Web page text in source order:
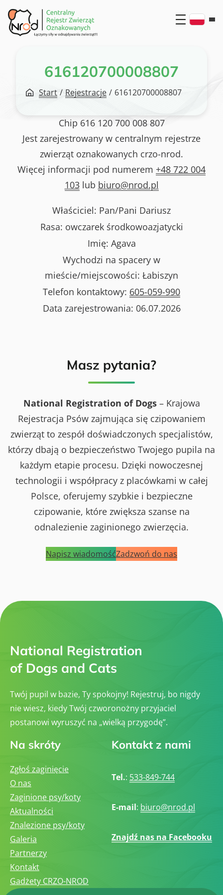
Przejdź
do
treści
616120700008807
Start / Rejestracje / 616120700008807
Chip 616 120 700 008 807
Jest zarejestrowany w centralnym rejestrze
zwierząt oznakowanych crzo-nrod.
Więcej informacji pod numerem +48 722 004
103lub biuro@nrod.pl
Właściciel: Pan/Pani Dariusz
Rasa: owczarek środkowoazjatycki
Imię: Agava
Wychodzi na spacery w
mieście/miejscowości: Łabiszyn
Telefon kontaktowy: 605-059-990
Data zarejestrowania: 06.07.2026
Masz pytania?
National Registration of Dogs– Krajowa
Rejestracja Psów zajmująca się czipowaniem
zwierząt to zespół doświadczonych specjalistów,
którzy dbają o bezpieczeństwo Twojego pupila na
każdym etapie procesu. Dzięki nowoczesnej
technologii i współpracy z placówkami w całej
Polsce, oferujemy szybkie i bezpieczne
czipowanie, które zwiększa szanse na
odnalezienie zaginionego zwierzęcia.
Napisz wiadomośćZadzwoń do nas
National Registration
of Dogs and Cats
Twój pupil w bazie, Ty spokojny! Rejestruj, bo nigdy
nie wiesz, kiedy Twój czworonożny przyjaciel
postanowi wyruszyć na „wielką przygodę”.
Na skróty
Zgłoś zaginięcie
O nas
Zaginione psy/koty
Aktualności
Znalezione psy/koty
Galeria
Partnerzy
Kontakt
Gadżety CRZO-NROD
Kontakt z nami
Tel.: 533-849-744
E-mail: biuro@nrod.pl
Znajdź nas na Facebooku